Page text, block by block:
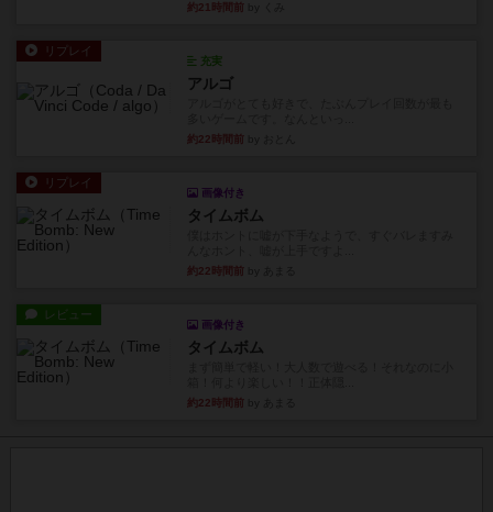
約21時間前
リプレイ
充実
アルゴ
約22時間前
リプレイ
画像付き
タイムボム
約22時間前
レビュー
画像付き
タイムボム
約22時間前